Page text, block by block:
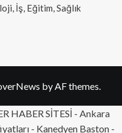
İş, Eğitim, Sağlık
by AF themes.
HABER SİTESİ - Ankara
- Kanedyen Baston -